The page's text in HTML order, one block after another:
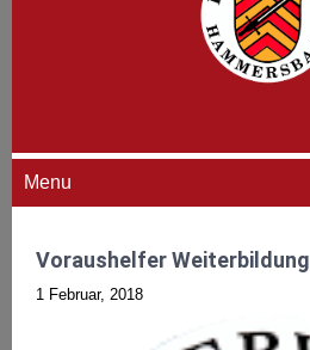
Menu
Voraushelfer Weiterbildung
1 Februar, 2018